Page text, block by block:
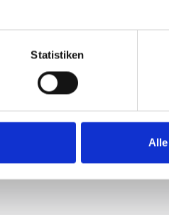
Statistiken